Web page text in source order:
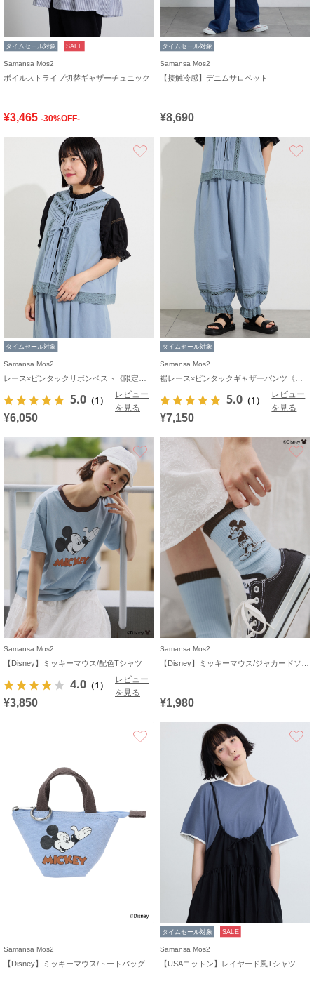
タイムセール対象 SALE
Samansa Mos2
ボイルストライプ切替ギャザーチュニック
¥3,465 -30%OFF-
タイムセール対象
Samansa Mos2
【接触冷感】デニムサロペット
¥8,690
お気に入り
タイムセール対象
Samansa Mos2
5.0 （1）
レビュー
を見る
¥6,050
タイムセール対象
Samansa Mos2
5.0 （1）
レビュー
を見る
¥7,150
お気に入り
Samansa Mos2
【Disney】ミッキーマウス/配色Tシャツ
4.0 （1）
レビュー
を見る
¥3,850
Samansa Mos2
¥1,980
Samansa Mos2
タイムセール対象 SALE
Samansa Mos2
【USAコットン】レイヤード風Tシャツ